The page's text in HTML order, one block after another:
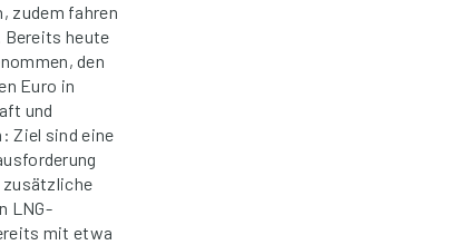
zudem fahren
Bereits heute
den
Euro in
und
Ziel sind eine
zusätzliche
LNG-
mit etwa